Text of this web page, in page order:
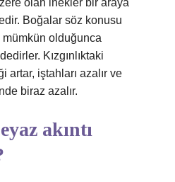
olan inekler bir araya
Boğalar söz konusu
olduğunca
Kızgınlıktaki
artar, iştahları azalır ve
biraz azalır.
akıntı